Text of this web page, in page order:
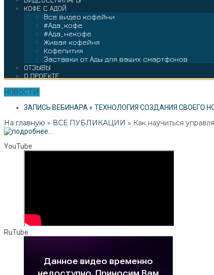
КОФЕ С АДОЙ
Все видео кофейни
#Ада_кофе
#Ада_некофе
Живая кофейня
Кофепития
Заставки от Ады для ваших смартфонов
ОТЗЫВЫ
О ПРОЕКТЕ
НОВОСТИ:
ЗАПИСЬ ВЕБИНАРА « ТЕХНОЛОГИЯ СОЗДАНИЯ СВОЕГО
На главную » ВСЕ ПУБЛИКАЦИИ » Как научиться
YouTube
RuTube